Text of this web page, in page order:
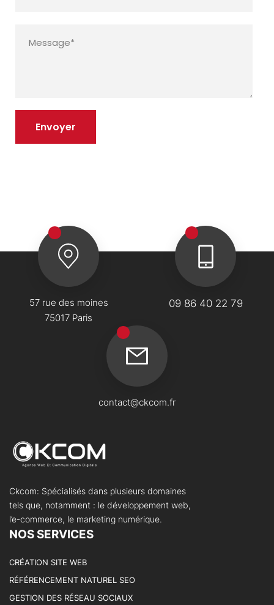
57 rue des moines
75017 Paris
09 86 40 22 79
contact@ckcom.fr
Ckcom: Spécialisés dans plusieurs domaines
tels que, notamment : le développement web,
l’e-commerce, le marketing numérique.
NOS SERVICES
CRÉATION SITE WEB
RÉFÉRENCEMENT NATUREL SEO
GESTION DES RÉSEAU SOCIAUX